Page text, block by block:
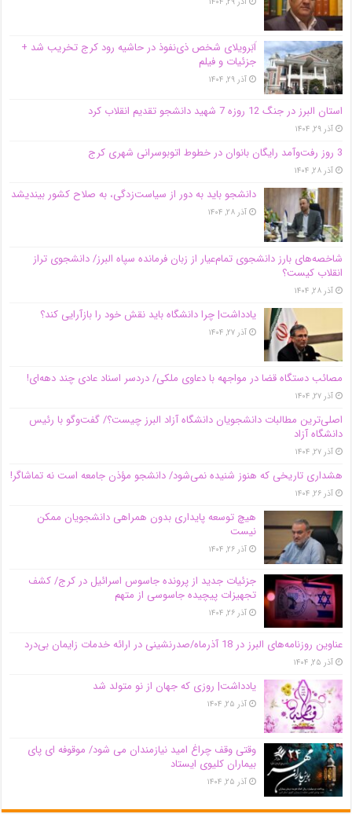
اَبَر‌ویلای شخص ذی‌نفوذ در حاشیه‌ رود کرج تخریب شد +
جزئیات و فیلم
آذر ۲۹, ۱۴۰۴
استان البرز در جنگ 12 روزه 7 شهید دانشجو تقدیم انقلاب کرد
آذر ۲۹, ۱۴۰۴
3 روز رفت‌وآمد رایگان بانوان در خطوط اتوبوسرانی شهری کرج
آذر ۲۸, ۱۴۰۴
دانشجو باید به دور از سیاست‌زدگی، به صلاح کشور بیندیشد
آذر ۲۸, ۱۴۰۴
شاخصه‌های بارز دانشجوی تمام‌عیار از زبان فرمانده سپاه البرز/ دانشجوی تراز
انقلاب کیست؟
آذر ۲۸, ۱۴۰۴
یادداشت| چرا دانشگاه باید نقش خود را بازآرایی کند؟
آذر ۲۷, ۱۴۰۴
مصائب دستگاه قضا در مواجهه با دعاوی ملکی/ دردسر اسناد عادی چند‌ دهه‌ای!
آذر ۲۷, ۱۴۰۴
اصلی‌ترین مطالبات دانشجویان دانشگاه آزاد البرز چیست؟/ گفت‌وگو با رئیس
دانشگاه آز‌اد
آذر ۲۷, ۱۴۰۴
هشداری تاریخی که هنوز شنیده نمی‌شود/ دانشجو مؤذن جامعه است نه تماشاگر!
آذر ۲۶, ۱۴۰۴
هیچ توسعه پایداری بدون همراهی دانشجویان ممکن
نیست
آذر ۲۶, ۱۴۰۴
جزئیات جدید از پرونده جاسوس اسرائیل در کرج/‌ کشف
تجهیزات پیچیده جاسوسی از متهم
آذر ۲۶, ۱۴۰۴
عناوین روزنامه‌های البرز در ‌18 آذرماه/صدرنشینی در ارائه خدمات زایمان بی‌درد
آذر ۲۵, ۱۴۰۴
یادداشت| روزی که جهان از نو متولد شد
آذر ۲۵, ۱۴۰۴
وقتی وقف چراغ امید نیازمندان می شود/ موقوفه ای پای
بیماران کلیوی ایستاد
آذر ۲۵, ۱۴۰۴